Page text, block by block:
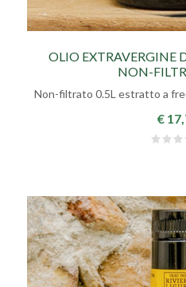
OLIO EXTRAVERGINE
NON-
Non-filtrato 0.5L estratto a
€